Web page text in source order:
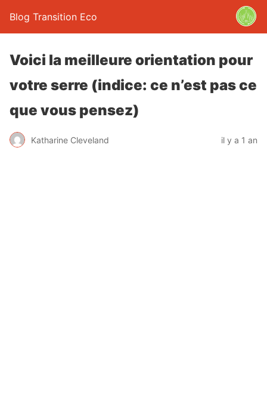
Blog Transition Eco
Voici la meilleure orientation pour
votre serre (indice: ce n’est pas ce
que vous pensez)
Katharine Cleveland il y a 1 an